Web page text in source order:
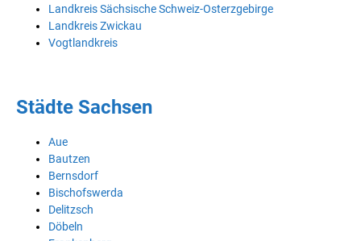
Landkreis Sächsische Schweiz-Osterzgebirge
Landkreis Zwickau
Vogtlandkreis
Städte Sachsen
Aue
Bautzen
Bernsdorf
Bischofswerda
Delitzsch
Döbeln